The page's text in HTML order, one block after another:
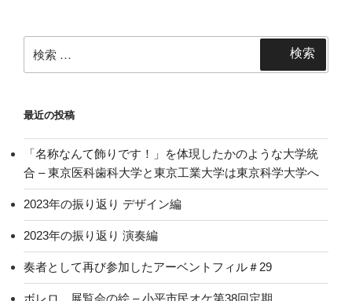
索:
検索
最近の投稿
「名称なんて飾りです！」を体現したかのような大学統
合 – 東京医科歯科大学と東京工業大学は東京科学大学へ
2023年の振り返り デザイン編
2023年の振り返り 演奏編
奏者として再び参加したアーベントフィル＃29
ボレロ、展覧会の絵 – 小平市民オケ第38回定期